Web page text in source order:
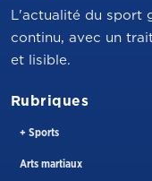
L'actualité du sport
continu, avec un
et lisible.
Rubriques
+ Sports
Arts martiaux